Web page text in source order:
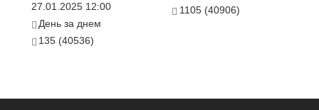
27.01.2025 12:00
День за днем
135 (40536)
1105 (40906)